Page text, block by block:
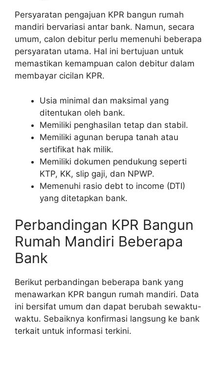
Persyaratan pengajuan KPR bangun rumah
mandiri bervariasi antar bank. Namun, secara
umum, calon debitur perlu memenuhi beberapa
persyaratan utama. Hal ini bertujuan untuk
memastikan kemampuan calon debitur dalam
membayar cicilan KPR.
Usia minimal dan maksimal yang
ditentukan oleh bank.
Memiliki penghasilan tetap dan stabil.
Memiliki agunan berupa tanah atau
sertifikat hak milik.
Memiliki dokumen pendukung seperti
KTP, KK, slip gaji, dan NPWP.
Memenuhi rasio debt to income (DTI)
yang ditetapkan bank.
Perbandingan KPR Bangun
Rumah Mandiri Beberapa
Bank
Berikut perbandingan beberapa bank yang
menawarkan KPR bangun rumah mandiri. Data
ini bersifat umum dan dapat berubah sewaktu-
waktu. Sebaiknya konfirmasi langsung ke bank
terkait untuk informasi terkini.